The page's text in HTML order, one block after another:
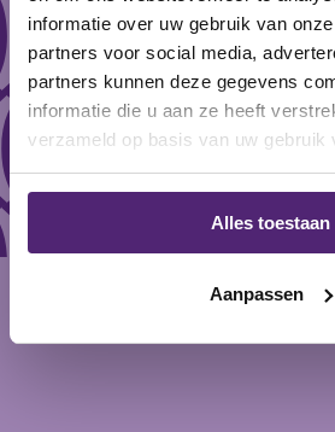
informatie over uw gebruik van
partners voor social media,
partners kunnen deze gegevens
informatie die u aan ze heeft
verzameld op basis van uw gebruik
Alles toestaan
Aanpassen
BraceID Walker Fixed Air
Gewaardeerd
5.00 uit
5
79,95
helpt bij herstel na breuk
maakt veilig lopen mogelijk